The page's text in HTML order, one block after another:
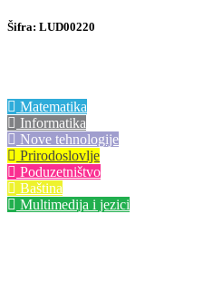
Šifra: LUD00220
Matematika
Informatika
Nove tehnologije
Prirodoslovlje
Poduzetništvo
Baština
Multimedija i jezici